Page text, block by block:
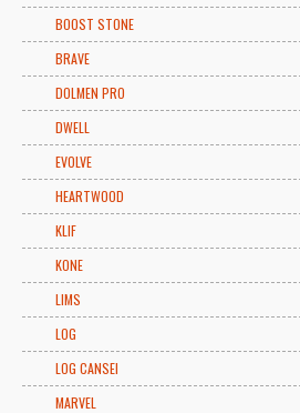
BOOST STONE
BRAVE
DOLMEN PRO
DWELL
EVOLVE
HEARTWOOD
KLIF
KONE
LIMS
LOG
LOG CANSEI
MARVEL